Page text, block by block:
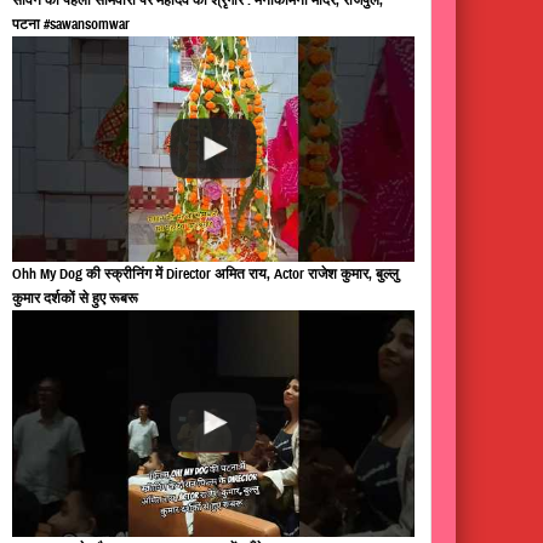
पटना #sawansomwar
Ohh My Dog की स्क्रीनिंग में Director अमित राय, Actor राजेश कुमार, बुल्लु
कुमार दर्शकों से हुए रूबरू